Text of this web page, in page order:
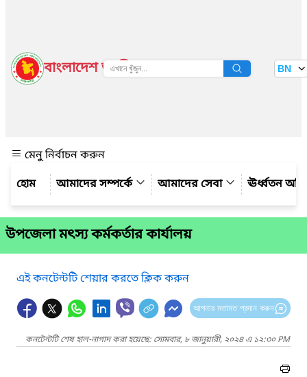
বাংলাদেশ জাতীয় তথ্য বাতায়ন BN
মেনু নির্বাচন করুন
আমাদের সম্পর্কে
আমাদের সেবা ঊর্ধ্বতন
উপজেলা মৎস্য কর্মকর্তার কার্যালয়
এই কনটেন্টটি শেয়ার করতে ক্লিক করুন
আপনার মতামত প্রদান করুন
কনটেন্টটি শেষ হাল-নাগাদ করা হয়েছে: সোমবার, ৮ জানুয়ারী, ২০২৪ এ ১২:৩০ PM